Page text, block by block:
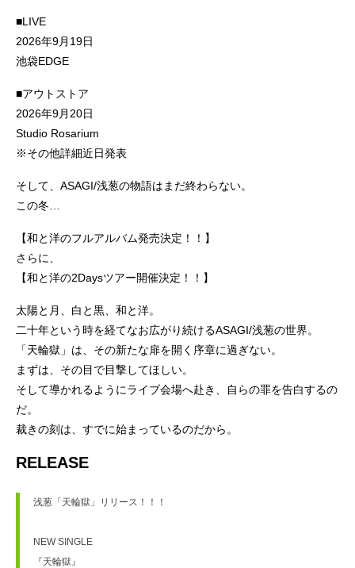
■LIVE
2026年9月19日
池袋EDGE
■アウトストア
2026年9月20日
Studio Rosarium
※その他詳細近日発表
そして、ASAGI/浅葱の物語はまだ終わらない。
この冬…
【和と洋のフルアルバム発売決定！！】
さらに、
【和と洋の2Daysツアー開催決定！！】
太陽と月、白と黒、和と洋。
二十年という時を経てなお広がり続けるASAGI/浅葱の世界。
「天輪獄」は、その新たな扉を開く序章に過ぎない。
まずは、その目で目撃してほしい。
そして導かれるようにライブ会場へ赴き、自らの罪を告白するの
だ。
裁きの刻は、すでに始まっているのだから。
RELEASE
浅葱「天輪獄」リリース！！！
NEW SINGLE
『天輪獄』